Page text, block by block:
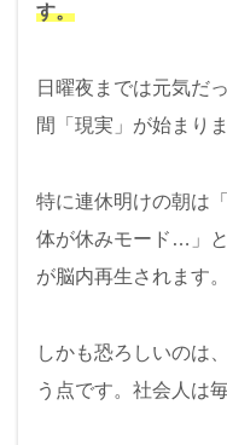
す。
日曜夜までは元気だ
間「現実」が始まりま
特に連休明けの朝は
体が休みモード…」
が脳内再生されます。
しかも恐ろしいのは
う点です。社会人は